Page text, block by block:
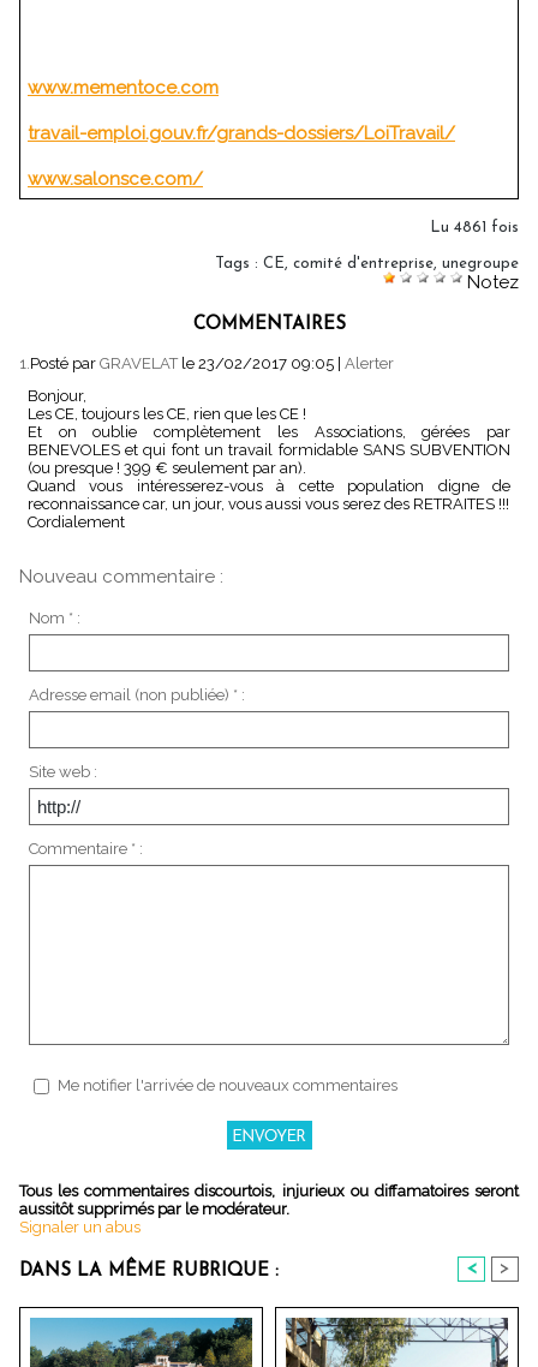
www.mementoce.com
travail-emploi.gouv.fr/grands-dossiers/LoiTravail/
www.salonsce.com/
Lu 4861 fois
Tags : CE, comité d'entreprise, unegroupe
Notez
COMMENTAIRES
1.Posté par GRAVELAT le 23/02/2017 09:05 Alerter
Bonjour,
Les CE, toujours les CE, rien que les CE !
Et on oublie complètement les Associations, gérées par
BENEVOLES et qui font un travail formidable SANS SUBVENTION
(ou presque ! 399 € seulement par an).
Quand vous intéresserez-vous à cette population digne de
reconnaissance car, un jour, vous aussi vous serez des RETRAITES !!!
Cordialement
Nouveau commentaire :
Nom * :
Adresse email (non publiée) * :
Site web :
Commentaire * :
Me notifier l'arrivée de nouveaux commentaires
Tous les commentaires discourtois, injurieux ou diffamatoires seront
aussitôt supprimés par le modérateur.
Signaler un abus
DANS LA MÊME RUBRIQUE : < >